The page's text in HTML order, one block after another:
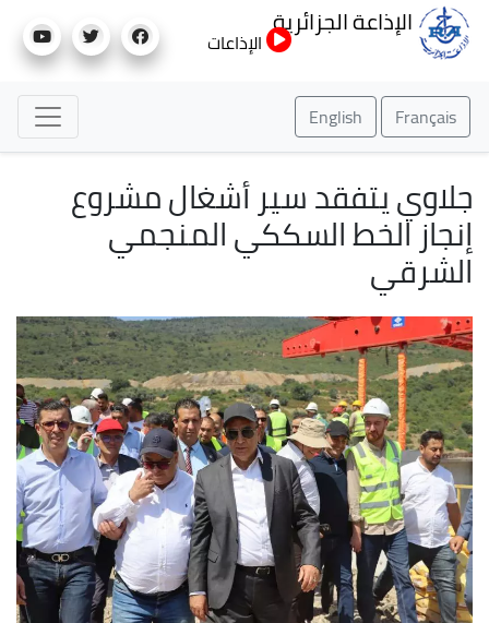
إلى
الإذاعة الجزائرية
الإذاعات
Français
English
جلاوي يتفقد سير أشغال مشروع
إنجاز الخط السككي المنجمي
الشرقي